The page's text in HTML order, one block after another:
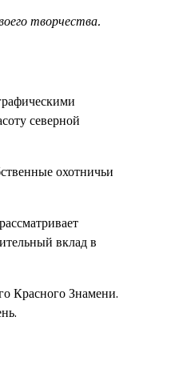
творчества.
северной
охотничьи
вклад в
Красного Знамени.